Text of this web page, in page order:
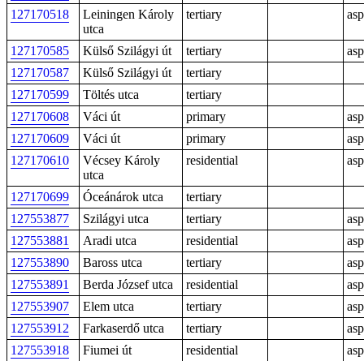
127170518
Leiningen Károly
utca
tertiary
127170585 Külső Szilágyi út tertiary
127170587
Külső Szilágyi út
tertiary
127170599
Töltés utca
tertiary
127170608
Váci út primary
127170609
Váci út primary
127170610
Vécsey Károly
utca
residential
127170699 Óceánárok utca
tertiary
127553877
Szilágyi utca tertiary
127553881
Aradi utca residential
127553890
Baross utca tertiary
127553891
Berda József utca residential
127553907
Elem utca tertiary
127553912
Farkaserdő utca tertiary
127553918
Fiumei út residential